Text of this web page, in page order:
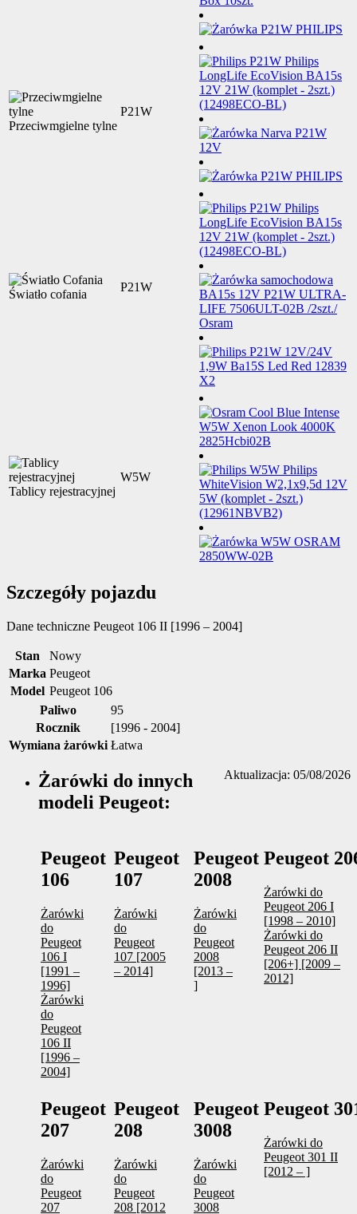
Przeciwmgielne tylne
P21W
Światło cofania
P21W
Tablicy rejestracyjnej
W5W
Szczegóły pojazdu
Dane techniczne Peugeot 106 II [1996 – 2004]
Stan
Nowy
Marka Peugeot
Model Peugeot 106
Paliwo
95
Rocznik
[1996 - 2004]
Wymiana żarówki Łatwa
Aktualizacja: 05/08/2026
Żarówki do innych
modeli Peugeot:
Peugeot
106
Żarówki
do
Peugeot
106 I
[1991 –
1996]
Żarówki
do
Peugeot
106 II
[1996 –
2004]
Peugeot
107
Żarówki
do
Peugeot
107 [2005
– 2014]
Peugeot
2008
Żarówki
do
Peugeot
2008
[2013 –
]
Peugeot
Żarówki do
Peugeot 206 I
[1998 – 2010]
Żarówki do
Peugeot 206 II
[206+] [2009 –
2012]
Peugeot
207
Żarówki
do
Peugeot
207
Peugeot
208
Żarówki
do
Peugeot
208 [2012
Peugeot
3008
Żarówki
do
Peugeot
3008
Peugeot
Żarówki do
Peugeot 301 II
[2012 – ]